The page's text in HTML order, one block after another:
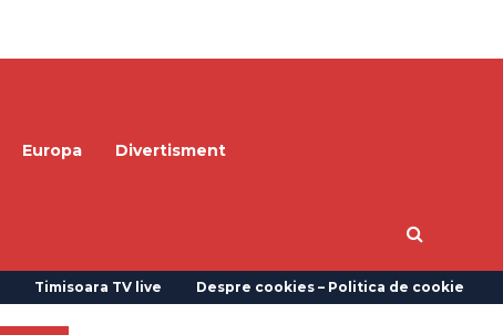
Europa
Divertisment
Timisoara TV live Despre cookies – Politica de cookie